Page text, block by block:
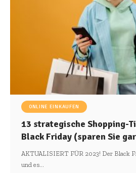
ONLINE EINKAUFEN
13 strategische Shopping-
Black Friday (sparen Sie
AKTUALISIERT FÜR 2023! Der Black
und es…